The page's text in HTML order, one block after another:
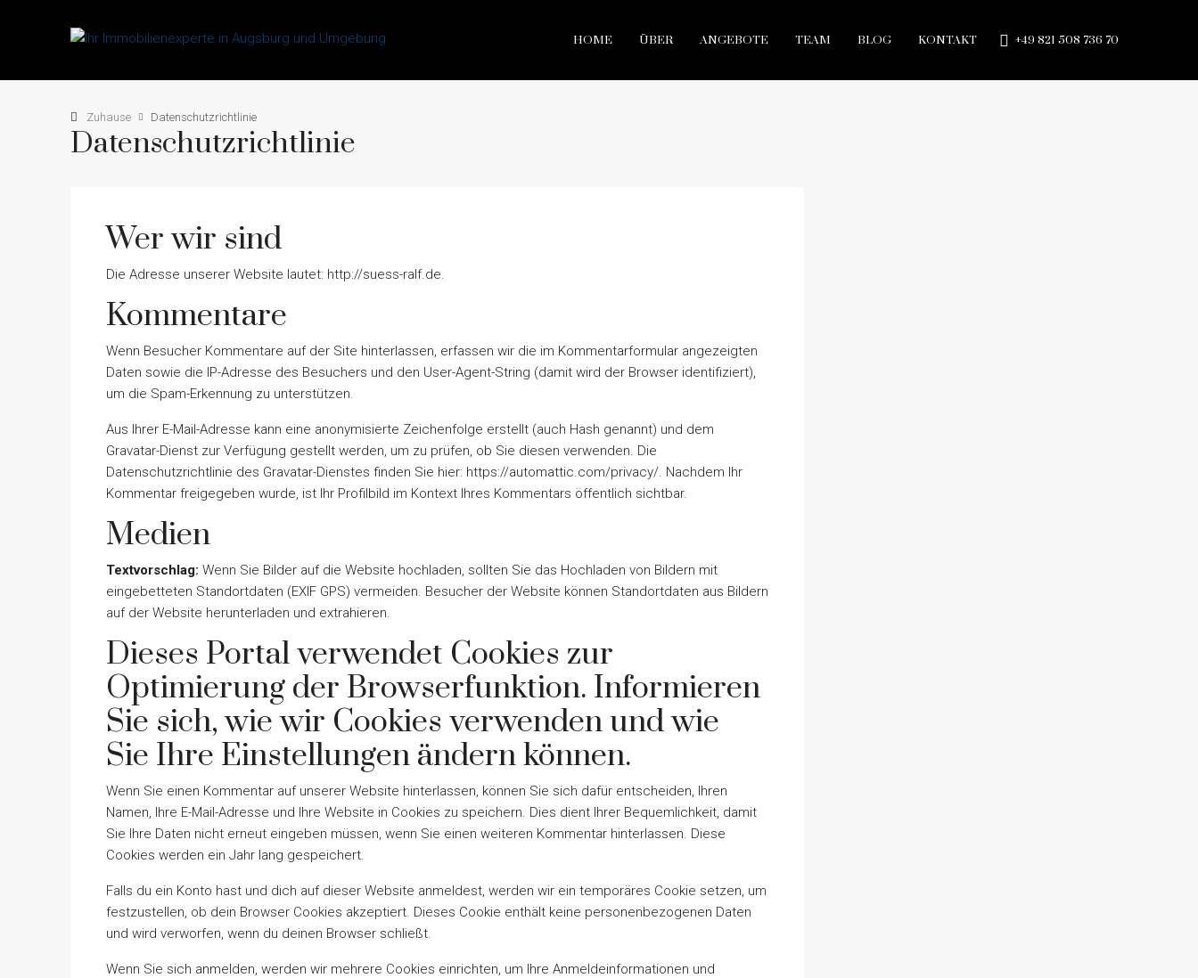
HOME ÜBER ANGEBOTE TEAM BLOG KONTAKT +49 821 508 736 70
Zuhause Datenschutzrichtlinie
Datenschutzrichtlinie
Wer wir sind
Die Adresse unserer Website lautet: http://suess-ralf.de.
Kommentare
Wenn Besucher Kommentare auf der Site hinterlassen, erfassen wir die im Kommentarformular angezeigten
Daten sowie die IP-Adresse des Besuchers und den User-Agent-String (damit wird der Browser identifiziert),
um die Spam-Erkennung zu unterstützen.
Aus Ihrer E-Mail-Adresse kann eine anonymisierte Zeichenfolge erstellt (auch Hash genannt) und dem
Gravatar-Dienst zur Verfügung gestellt werden, um zu prüfen, ob Sie diesen verwenden. Die
Datenschutzrichtlinie des Gravatar-Dienstes finden Sie hier: https://automattic.com/privacy/. Nachdem Ihr
Kommentar freigegeben wurde, ist Ihr Profilbild im Kontext Ihres Kommentars öffentlich sichtbar.
Medien
Textvorschlag: Wenn Sie Bilder auf die Website hochladen, sollten Sie das Hochladen von Bildern mit
eingebetteten Standortdaten (EXIF GPS) vermeiden. Besucher der Website können Standortdaten aus Bildern
auf der Website herunterladen und extrahieren.
Dieses Portal verwendet Cookies zur
Optimierung der Browserfunktion. Informieren
Sie sich, wie wir Cookies verwenden und wie
Sie Ihre Einstellungen ändern können.
Wenn Sie einen Kommentar auf unserer Website hinterlassen, können Sie sich dafür entscheiden, Ihren
Namen, Ihre E-Mail-Adresse und Ihre Website in Cookies zu speichern. Dies dient Ihrer Bequemlichkeit, damit
Sie Ihre Daten nicht erneut eingeben müssen, wenn Sie einen weiteren Kommentar hinterlassen. Diese
Cookies werden ein Jahr lang gespeichert.
Falls du ein Konto hast und dich auf dieser Website anmeldest, werden wir ein temporäres Cookie setzen, um
festzustellen, ob dein Browser Cookies akzeptiert. Dieses Cookie enthält keine personenbezogenen Daten
und wird verworfen, wenn du deinen Browser schließt.
Wenn Sie sich anmelden, werden wir mehrere Cookies einrichten, um Ihre Anmeldeinformationen und